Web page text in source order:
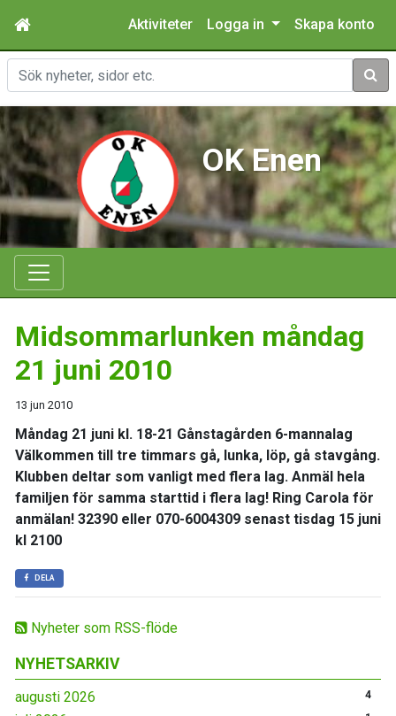
Aktiviteter Logga in Skapa konto
Sök
OK Enen
Nyheter som RSS-flöde
NYHETSARKIV
augusti 2026 4
Midsommarlunken måndag
21 juni 2010
13 jun 2010
Måndag 21 juni kl. 18-21 Gånstagården 6-mannalag
Välkommen till tre timmars gå, lunka, löp, gå stavgång.
Klubben deltar som vanligt med flera lag. Anmäl hela
familjen för samma starttid i flera lag! Ring Carola för
anmälan! 32390 eller 070-6004309 senast tisdag 15 juni
kl 2100
DELA